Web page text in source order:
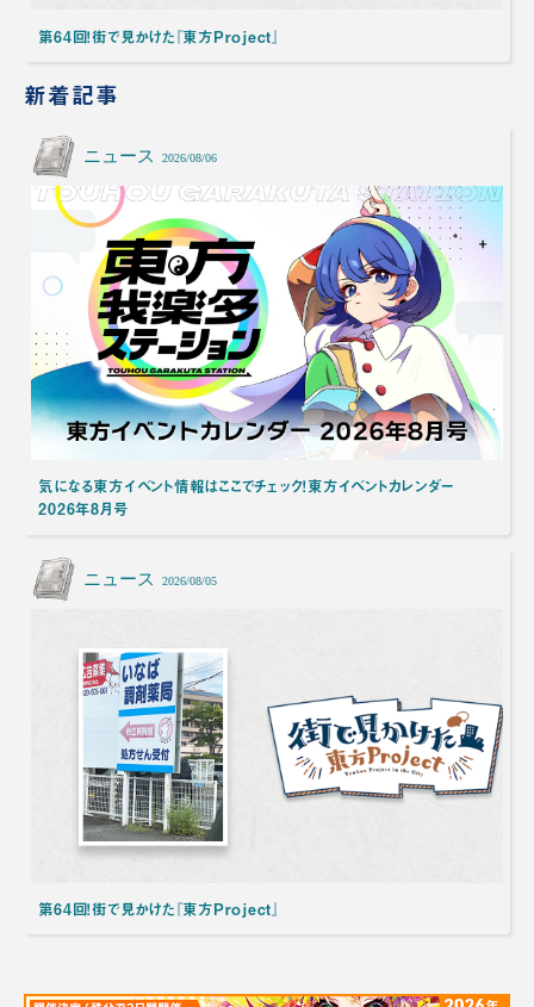
第64回！街で見かけた『東方Project』
新着記事
ニュース 2026/08/06
気になる東方イベント情報はここでチェック！東方イベントカレンダー
2026年8月号
ニュース 2026/08/05
第64回！街で見かけた『東方Project』